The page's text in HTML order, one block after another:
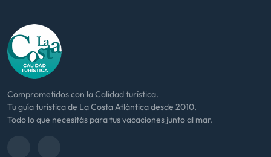
Comprometidos con la Calidad turística.
Tu guía turística de La Costa Atlántica desde 2010.
Todo lo que necesitás para tus vacaciones junto al mar.